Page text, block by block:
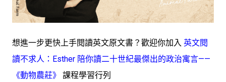
想進一步更快上手閱讀英文原文書？歡迎你加入 英文閱
讀不求人：Esther 陪你讀二十世紀最傑出的政治寓言——
《動物農莊》
課程學習行列